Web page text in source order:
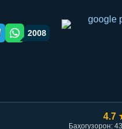
orqali ulashish
WhatsApp orqali ulashish
2008
4.7
Баҳогузорон: